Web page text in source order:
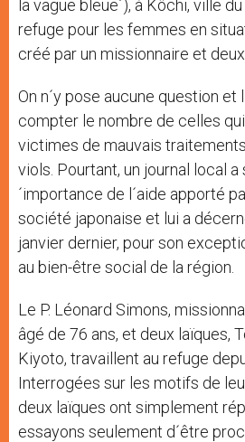
la vague bleue´), à Kôchi, ville
refuge pour les femmes en
créé par un missionnaire et
On n´y pose aucune question et
compter le nombre de celles
victimes de mauvais
viols. Pourtant, un journal local a
´importance de l´aide apporté
société japonaise et lui a
janvier dernier, pour son
au bien-être social de la région.
Le P. Léonard Simons,
âgé de 76 ans, et deux laïques,
Kiyoto, travaillent au refuge
Interrogées sur les motifs de
deux laïques ont simplement
essayons seulement d´être